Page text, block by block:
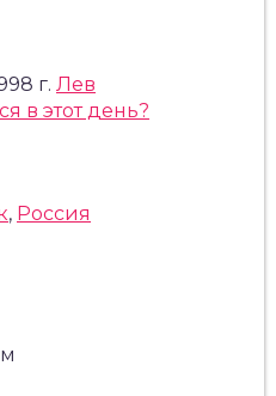
г. Лев
в этот день?
, Россия